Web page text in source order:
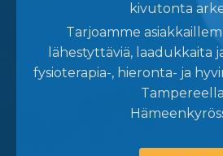
kivutonta
Tarjoamme
lähestyttäviä, laadukkaita
fysioterapia-, hieronta- ja
Tampereella